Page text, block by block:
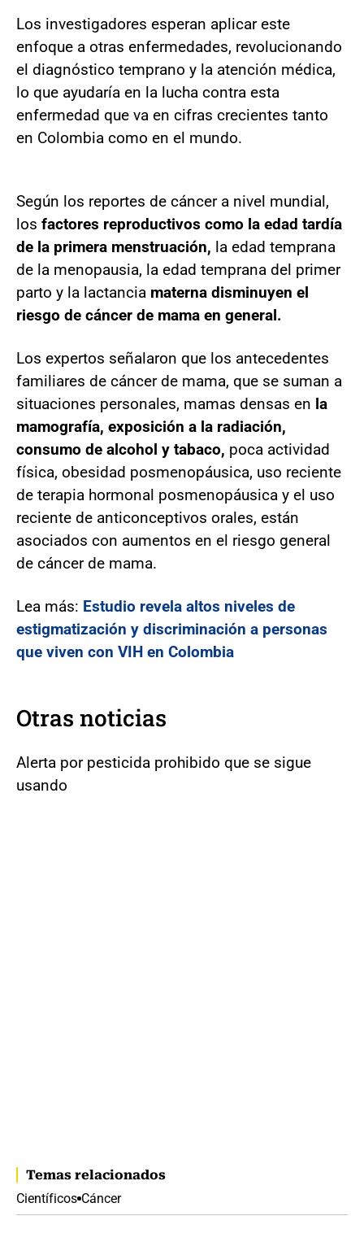
Los investigadores esperan aplicar este
enfoque a otras enfermedades, revolucionando
el diagnóstico temprano y la atención médica,
lo que ayudaría en la lucha contra esta
enfermedad que va en cifras crecientes tanto
en Colombia como en el mundo.
Según los reportes de cáncer a nivel mundial,
los factores reproductivos como la edad tardía
de la primera menstruación, la edad temprana
de la menopausia, la edad temprana del primer
parto y la lactancia materna disminuyen el
riesgo de cáncer de mama en general.
Los expertos señalaron que los antecedentes
familiares de cáncer de mama, que se suman a
situaciones personales, mamas densas en la
mamografía, exposición a la radiación,
consumo de alcohol y tabaco, poca actividad
física, obesidad posmenopáusica, uso reciente
de terapia hormonal posmenopáusica y el uso
reciente de anticonceptivos orales, están
asociados con aumentos en el riesgo general
de cáncer de mama.
Lea más: Estudio revela altos niveles de
estigmatización y discriminación a personas
que viven con VIH en Colombia
Otras noticias
Alerta por pesticida prohibido que se sigue
usando
Temas relacionados
Científicos Cáncer